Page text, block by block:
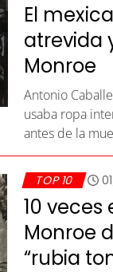
El
atrevida
Monroe
Antonio
usaba ropa
antes de la
TOP 10
10 veces
Monroe
“rubia